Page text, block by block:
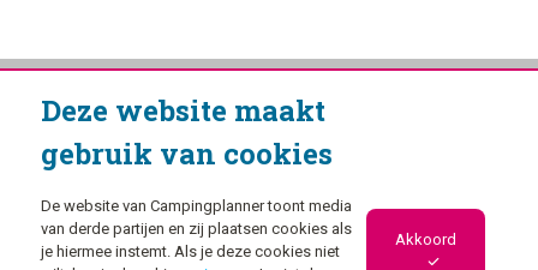
Deze website maakt
gebruik van cookies
De website van Campingplanner toont media
van derde partijen en zij plaatsen cookies als
je hiermee instemt. Als je deze cookies niet
Akkoord